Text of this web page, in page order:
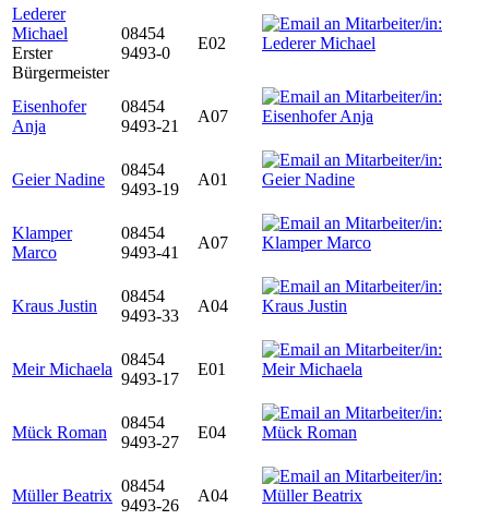
Lederer
Michael
Erster
Bürgermeister
08454
9493-0
E02
Eisenhofer
Anja
08454
9493-21
A07
Geier Nadine
08454
9493-19
A01
Klamper
Marco
08454
9493-41
A07
Kraus Justin
08454
9493-33
A04
Meir Michaela
08454
9493-17
E01
Mück Roman
08454
9493-27
E04
Müller Beatrix
08454
9493-26
A04